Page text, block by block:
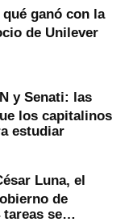
ganó con la
de Unilever
y Senati: las
los capitalinos
estudiar
Luna, el
de
se